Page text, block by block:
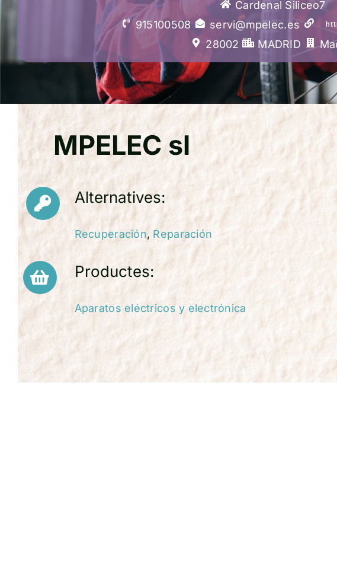
Cardenal Siliceo7
915100508
servi@mpelec.es
28002 MADRID
MPELEC sl
Alternatives:
Recuperación, Reparación
Productes:
Aparatos eléctricos y electrónica